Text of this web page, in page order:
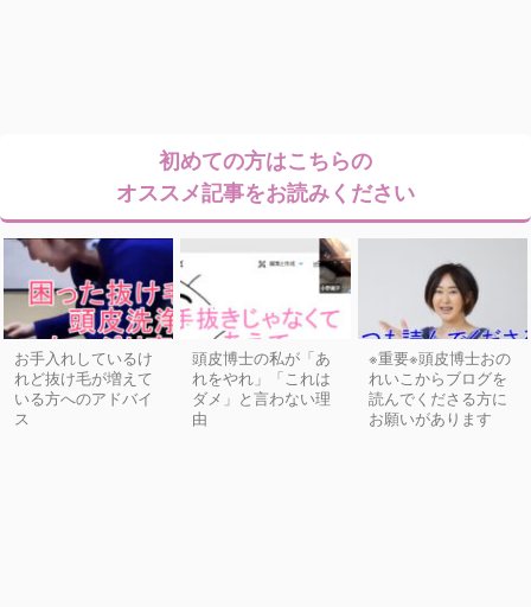
初めての方はこちらの
オススメ記事をお読みください
お手入れしているけ
れど抜け毛が増えて
いる方へのアドバイ
ス
頭皮博士の私が「あ
れをやれ」「これは
ダメ」と言わない理
由
※重要※頭皮博士おの
れいこからブログを
読んでくださる方に
お願いがあります